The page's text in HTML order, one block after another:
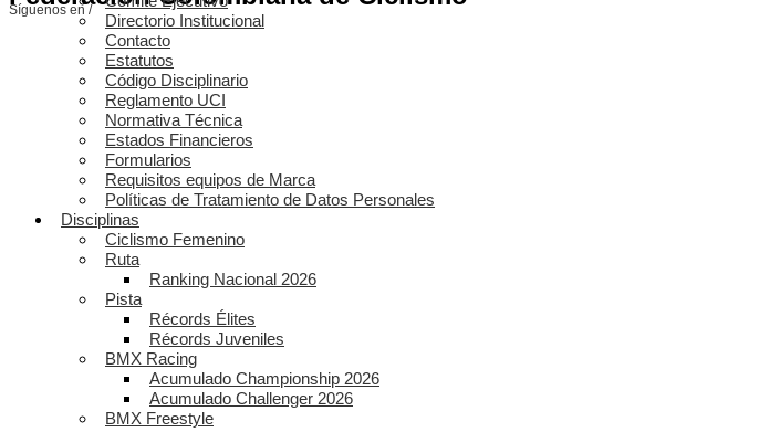
Síguenos en /
Directorio Institucional
Contacto
Estatutos
Código Disciplinario
Reglamento UCI
Normativa Técnica
Estados Financieros
Formularios
Requisitos equipos de Marca
Políticas de Tratamiento de Datos Personales
Disciplinas
Ciclismo Femenino
Ruta
Ranking Nacional 2026
Pista
Récords Élites
Récords Juveniles
BMX Racing
Acumulado Championship 2026
Acumulado Challenger 2026
BMX Freestyle